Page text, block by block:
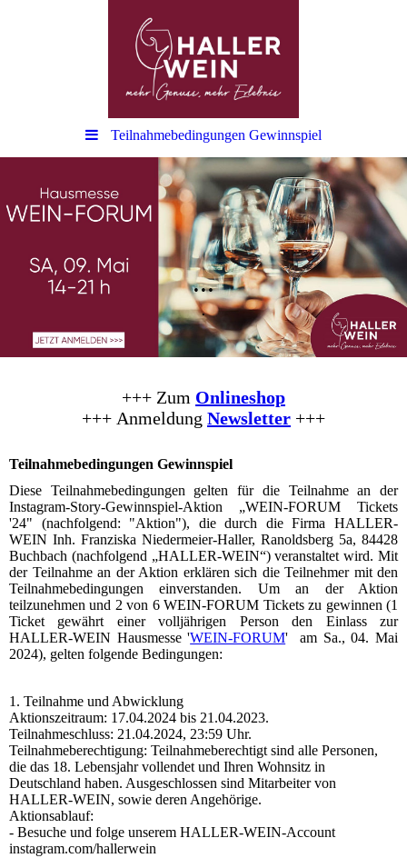
Teilnahmebedingungen Gewinnspiel
...
.
+++ Zum Onlineshop
+++ Anmeldung Newsletter +++
Teilnahmebedingungen Gewinnspiel
Diese Teilnahmebedingungen gelten für die Teilnahme an der
Instagram-Story-Gewinnspiel-Aktion „WEIN-FORUM Tickets
'24" (nachfolgend: "Aktion"), die durch die Firma HALLER-
WEIN Inh. Franziska Niedermeier-Haller, Ranoldsberg 5a, 84428
Buchbach (nachfolgend „HALLER-WEIN“) veranstaltet wird. Mit
der Teilnahme an der Aktion erklären sich die Teilnehmer mit den
Teilnahmebedingungen einverstanden. Um an der Aktion
teilzunehmen und 2 von 6 WEIN-FORUM Tickets zu gewinnen (1
Ticket gewährt einer volljährigen Person den Einlass zur
HALLER-WEIN Hausmesse 'WEIN-FORUM' am Sa., 04. Mai
2024), gelten folgende Bedingungen:
1. Teilnahme und Abwicklung
Aktionszeitraum: 17.04.2024 bis 21.04.2023.
Teilnahmeschluss: 21.04.2024, 23:59 Uhr.
Teilnahmeberechtigung: Teilnahmeberechtigt sind alle Personen,
die das 18. Lebensjahr vollendet und Ihren Wohnsitz in
Deutschland haben. Ausgeschlossen sind Mitarbeiter von
HALLER-WEIN, sowie deren Angehörige.
Aktionsablauf:
- Besuche und folge unserem HALLER-WEIN-Account
instagram.com/hallerwein